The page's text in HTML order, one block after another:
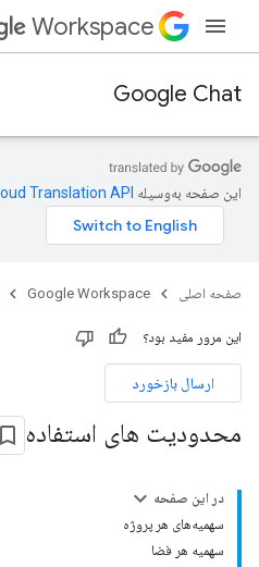
Workspace
Google Chat
این صفحه به‌وسیله
صفحه اصلی Google Workspace
این مرور مفید بود؟
ارسال بازخورد
محدودیت های استفاده
در این صفحه
سهمیه‌های هر پروژه
سهمیه هر فضا